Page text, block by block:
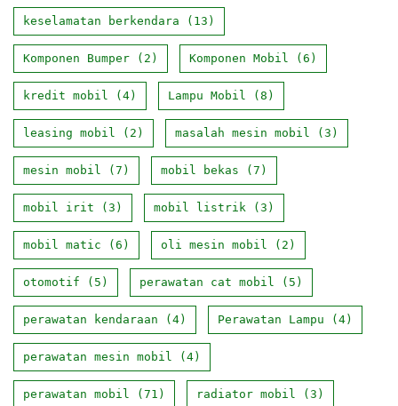
keselamatan berkendara (13)
Komponen Bumper (2) Komponen Mobil (6)
kredit mobil (4) Lampu Mobil (8)
leasing mobil (2) masalah mesin mobil (3)
mesin mobil (7) mobil bekas (7)
mobil irit (3) mobil listrik (3)
mobil matic (6) oli mesin mobil (2)
otomotif (5) perawatan cat mobil (5)
perawatan kendaraan (4) Perawatan Lampu (4)
perawatan mesin mobil (4)
perawatan mobil (71) radiator mobil (3)